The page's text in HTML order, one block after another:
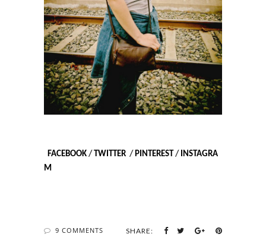
FACEBOOK / TWITTER / PINTEREST / INSTAGRA
M
9 COMMENTS SHARE: